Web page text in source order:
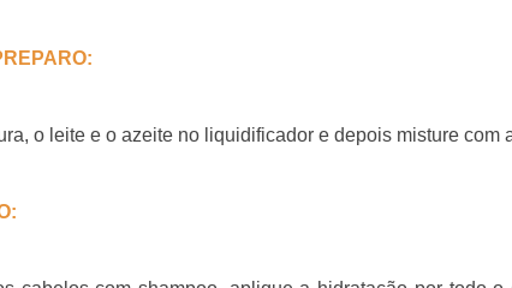
o leite e o azeite no liquidificador e depois misture com